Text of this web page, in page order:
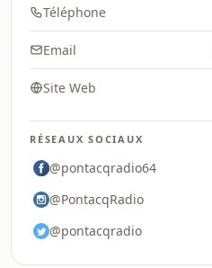
Téléphone
Email
Site Web
RÉSEAUX SOCIAUX
@pontacqradio64
@PontacqRadio
@pontacqradio